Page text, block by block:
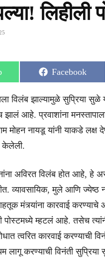
Share
on
Facebook
विलंब झाल्यामुळे सुप्रिया सुळे
आहे. प्रवाशांना
मोहन नायडू यांनी याकडे लक्ष
केलेली.
अविरत विलंब होत आहे, हे
व्यावसायिक, मुले आणि ज्येष्ठ
मंत्र्यांना कारवाई
पोस्टमध्ये म्हटलं आहे. तसेच
त्वरित कारवाई
लागू करण्याची विनंती